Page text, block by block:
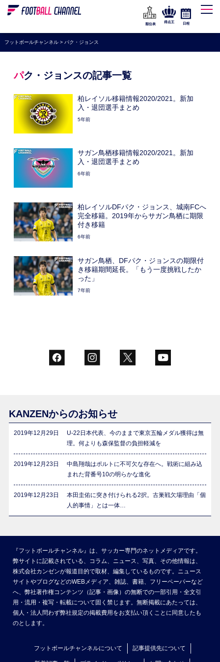
WEリーグ
海外サッカー
プレミアリーグ
ラ・リーガ
ブンデスリーガ
UEFA
高校サッカー
動画
順位表
得点王 日程
フットボールチャンネル> パク・ジョンス
パク・ジョンスの記事一覧
柏レイソル移籍情報2020/2021。新加
入・退団選手まとめ
5年前
サガン鳥栖移籍情報2020/2021。新加
入・退団選手まとめ
6年前
柏レイソルDFパク・ジョンス、城南FCへ
完全移籍。2019年からサガン鳥栖に期限
付き移籍
6年前
サガン鳥栖、DFパク・ジョンスの期限付
き移籍期間延長。「もう一度挑戦したか
った」
7年前
KANZENからのお知らせ
2019年12月29日
U-22日本代表、今のままで東京五輪メダル獲得は無
理。何よりも森保監督の負担軽減を
2019年12月23日
中島翔哉はポルトに不可欠な存在へ。戦術に組み込
まれた背番号10の明らかな進化
2019年12月23日
本田圭佑に突き付けられる2択。古巣戦欠場理由「個
人的事情」とは一体…
『フットボールチャンネル』は、サッカー専門のネットメディアです。
弊サイトに記載されている、コラム、ニュース、写真、その他情報は、
株式会社カンゼンが報道目的で取材、編集しているものです。ニュース
サイトやブログなどのWEBメディア、雑誌、書籍、フリーペーパーなど
へ、弊社著作権コンテンツ（記事・画像）の無断での一部引用・全文引
用・流用・複写・転載について固く禁じます。無断掲載にあたっては、
個人・法人問わず弊社規定の掲載費用をお支払い頂くことに同意したも
のとします。
フットボールチャンネルについて 記事提供先について